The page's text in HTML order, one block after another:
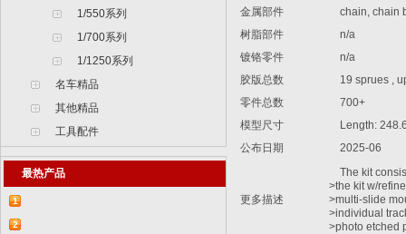
1/550系列
1/700系列
1/1250系列
名车精品
其他精品
工具配件
最热产品
1
【2015-07-07】德国BR 52型蒸汽机车
2
金属部件
chain, chain
树脂部件
n/a
镀铬零件
n/a
胶版总数
19 sprues ,
零件总数
700+
模型尺寸
Length:
公布日期
2025-06
更多描述
The kit
>the kit w/
>multi-slide
>individual
>photo etched